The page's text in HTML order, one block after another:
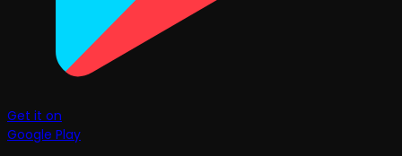
Get it on
Google Play